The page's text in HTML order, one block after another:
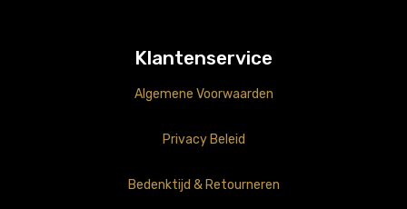
Klantenservice
Algemene Voorwaarden
Privacy Beleid
Bedenktijd & Retourneren